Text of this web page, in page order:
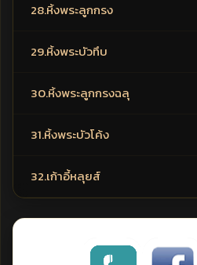
28.หิ้งพระลูกกรง
29.หิ้งพระบัวทึบ
30.หิ้งพระลูกกรงฉลุ
31.หิ้งพระบัวโค้ง
32.เก้าอี้หลุยส์